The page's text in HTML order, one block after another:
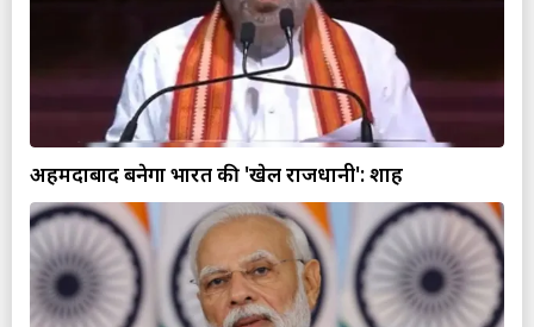
अहमदाबाद बनेगा भारत की 'खेल राजधानी': शाह